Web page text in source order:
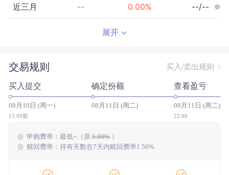
近三月 -- 0.00% --/--
近三年 --/--
近五年 -- 0.00% --/--
今年以来
成立以来 -0.67%
展开
交易规则 买入/卖出规则
买入提交
08月10日 (周一)
15:00前
确定份额
08月11日 (周二)
查看盈亏
08月11日 (周二)
22:00
申购费率： 最低--（原 0.00%）
赎回费率：持有天数在7天内赎回费率1.50%